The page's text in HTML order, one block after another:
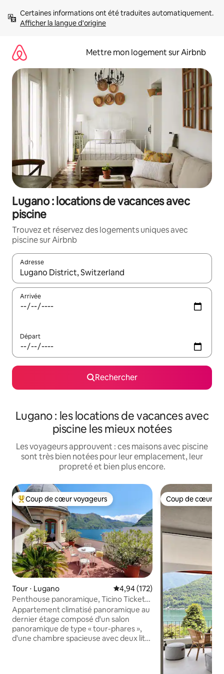
directement
Afficher la langue d'origine
Mettre mon logement sur Airbnb
Lugano : locations de vacances avec
piscine
Trouvez et réservez des logements uniques avec
piscine sur Airbnb
Adresse
Lorsque les résultats s'affichent, utilisez les flèches vers le
Arrivée
Départ
Rechercher
Lugano : les locations de vacances avec
piscine les mieux notées
Les voyageurs approuvent : ces maisons avec piscine
sont très bien notées pour leur emplacement, leur
propreté et bien plus encore.
Coups de cœur voyageurs les plus appréciés
Coup de cœur voyageurs
Tour ⋅ Lugano Évaluation moyenne sur la
4,94 (172)
Penthouse panoramique, Ticino Ticket
gratuit inclus
Appartement climatisé panoramique au
dernier étage composé d'un salon
panoramique de type « tour-phares »,
d'une chambre spacieuse avec deux lits
Coup de cœur
Coup de cœur